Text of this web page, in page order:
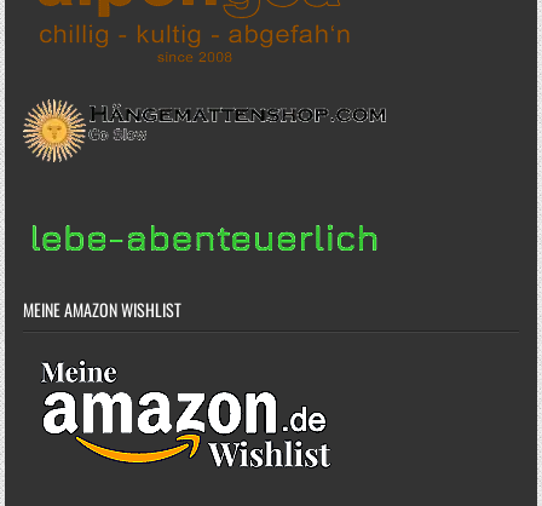
MEINE AMAZON WISHLIST